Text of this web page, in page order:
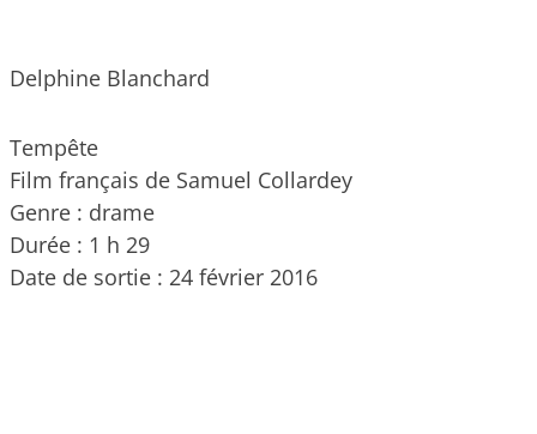
Delphine Blanchard
Tempête
Film français de Samuel Collardey
Genre : drame
Durée : 1 h 29
Date de sortie : 24 février 2016